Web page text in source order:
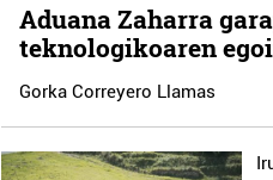
Aduana Zaharra
teknologikoaren
Gorka Correyero Llamas